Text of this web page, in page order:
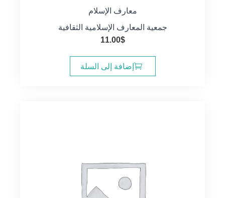
معارف الإسلام
جمعية المعارف الإسلامية الثقافية
11.00$
إضافة إلى السلة